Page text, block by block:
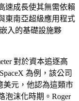
速成長使其無需依賴
東南亞超級應用程式
入的基礎設施夥
對於資本追逐高
為例，該公司
美元，他認為這類市
泡沫化時期。Roger